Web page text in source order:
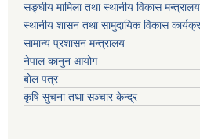
सङ्घीय मामिला तथा स्थानीय विकास मन्त्रालय
स्थानीय शासन तथा सामुदायिक विकास
सामान्य प्रशासन मन्त्रालय
नेपाल कानुन आयोग
बाेल पत्र
कृषि सुचना तथा सञ्चार केन्द्र